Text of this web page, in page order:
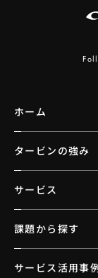
ホーム
タービンの強み
サービス
課題から探す
サービス活用事